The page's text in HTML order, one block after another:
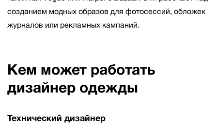
созданием модных образов для фотосессий, обложек
журналов или рекламных кампаний.
Кем может работать
дизайнер одежды
Технический дизайнер